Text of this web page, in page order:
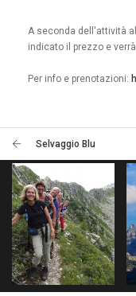
A seconda dell'attività
indicato il prezzo e
Per info e prenotazioni:
Selvaggio Blu
ALTA VIA DEL
GRANITO
UN TREKKING ALLA
SCOPERTA DELLA
GRANDE GUERRA.